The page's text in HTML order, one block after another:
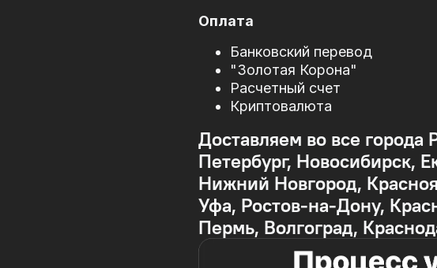
Оплата
Банковский перевод
"Золотая Корона"
Расчетный счет
Криптовалюта
Доставляем во все города
Петербург, Новосибирск,
Нижний Новгород,
Уфа, Ростов-на-Дону,
Пермь, Волгоград,